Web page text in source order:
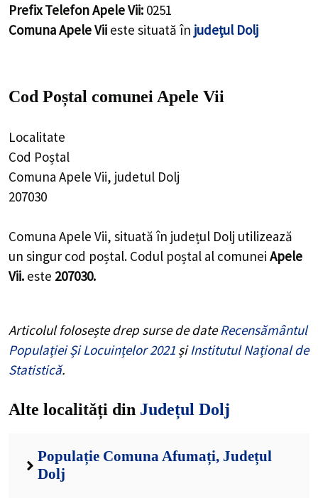
Prefix Telefon Apele Vii: 0251
Comuna Apele Vii este situată în județul Dolj
Cod Poștal comunei Apele Vii
Localitate
Cod Poștal
Comuna Apele Vii, judetul Dolj
207030
Comuna Apele Vii, situată în județul Dolj utilizează
un singur cod poștal. Codul poștal al comunei Apele
Vii. este 207030.
Articolul folosește drep surse de dateRecensământul
Populației Și Locuințelor 2021 șiInstitutul Național de
Statistică.
Alte localități din Județul Dolj
Populație Comuna Afumați, Județul
Dolj